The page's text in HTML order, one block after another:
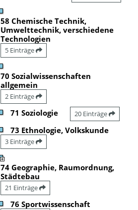
58 Chemische Technik,
Umwelttechnik, verschiedene
Technologien
5 Einträge
70 Sozialwissenschaften
allgemein
2 Einträge
71 Soziologie 20 Einträge
73 Ethnologie, Volkskunde
3 Einträge
74 Geographie, Raumordnung,
Städtebau
21 Einträge
76 Sportwissenschaft